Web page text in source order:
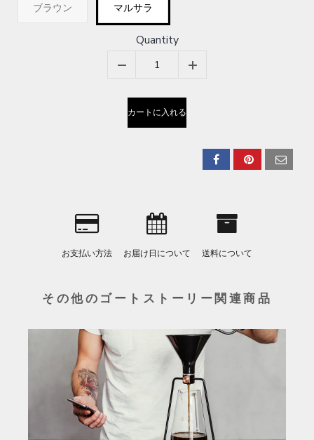
ブラウン マルサラ
Quantity
カートに入れる
お支払い方法 お届け日について 送料について
その他のゴートストーリー関連商品